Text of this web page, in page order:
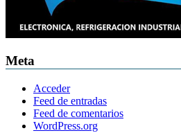
Meta
Acceder
Feed de entradas
Feed de comentarios
WordPress.org